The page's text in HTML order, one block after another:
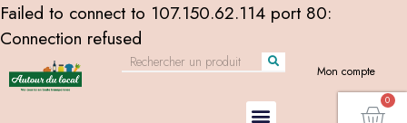
Failed to connect to 107.150.62.114 port 80:
Connection refused
Mon compte